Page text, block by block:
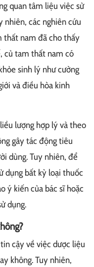
quan tâm liệu việc sử
nhiên, các nghiên cứu
thất nam đã cho thấy
củ tam thất nam có
sinh lý như cường
và điều hòa kinh
lượng hợp lý và theo
gây tác động tiêu
dùng. Tuy nhiên, để
dụng bất kỳ loại thuốc
ý kiến của bác sĩ hoặc
dụng.
cậy về việc dược liệu
không. Tuy nhiên,